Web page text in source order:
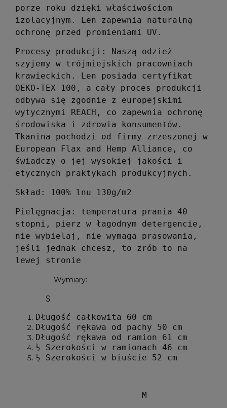
porze roku dzięki właściwościom
izolacyjnym. Len zapewnia naturalną
ochronę przed promieniami UV.
Procesy produkcji: Naszą odzież
szyjemy w trójmiejskich pracowniach
krawieckich. Len posiada certyfikat
OEKO-TEX 100, a cały proces produkcji
odbywa się zgodnie z europejskimi
wytycznymi REACH, co zapewnia ochronę
środowiska i zdrowia konsumentów.
Tkanina pochodzi od firmy zrzeszonej w
European Flax and Hemp Alliance, co
świadczy o jej wysokiej jakości i
etycznych praktykach produkcyjnych.
Skład: 100% lnu 130g/m2
Pielęgnacja: temperatura prania 40
stopni, pierz w łagodnym detergencie,
nie wybielaj, nie wymaga prasowania,
jeśli jednak chcesz, to zrób to na
lewej stronie
Wymiary:
S
Długość całkowita 60 cm
Długość rękawa od pachy 50 cm
Długość rękawa od ramion 61 cm
½ Szerokości w ramionach 46 cm
½ Szerokości w biuście 52 cm
M